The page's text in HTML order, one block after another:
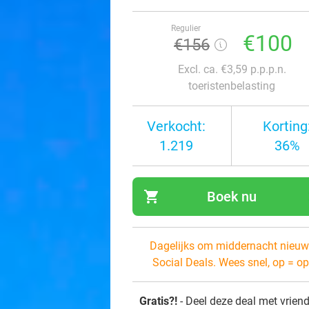
Regulier
€156 €100
Excl. ca. €3,59 p.p.p.n.
toeristenbelasting
Verkocht:
1.219
36%
shopping_cart Boek nu
Dagelijks om middernacht
Social Deals. Wees snel, op =
Gratis?! - Deel deze deal met